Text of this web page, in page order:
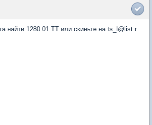
найти 1280.01.ТТ или скиньте на ts_l@list.r